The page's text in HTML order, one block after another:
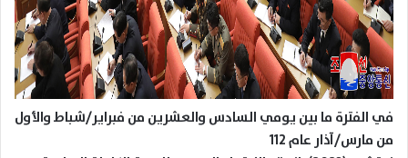
في الفترة ما بين يومي السادس والعشرين من فبراير/شباط والأول
من مارس/آذار عام 112